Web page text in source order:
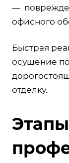
—
офисного
Быстрая
осушение
отделку.
Этапы